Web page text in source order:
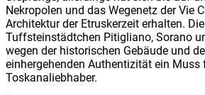
Nekropolen und das Wegenetz der Vie
Architektur der Etruskerzeit erhalten.
Tuffsteinstädtchen Pitigliano, Sorano
wegen der historischen Gebäude und
einhergehenden Authentizität ein Muss
Toskanaliebhaber.